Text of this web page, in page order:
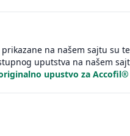
na našem sajtu su
uputstva na našem
upustvo za Accofil®